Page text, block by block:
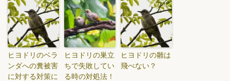
ヒヨドリのベラ
ンダへの糞被害
に対する対策に
ヒヨドリの巣立
ちで失敗してい
る時の対処法！
ヒヨドリの雛は
飛べない？